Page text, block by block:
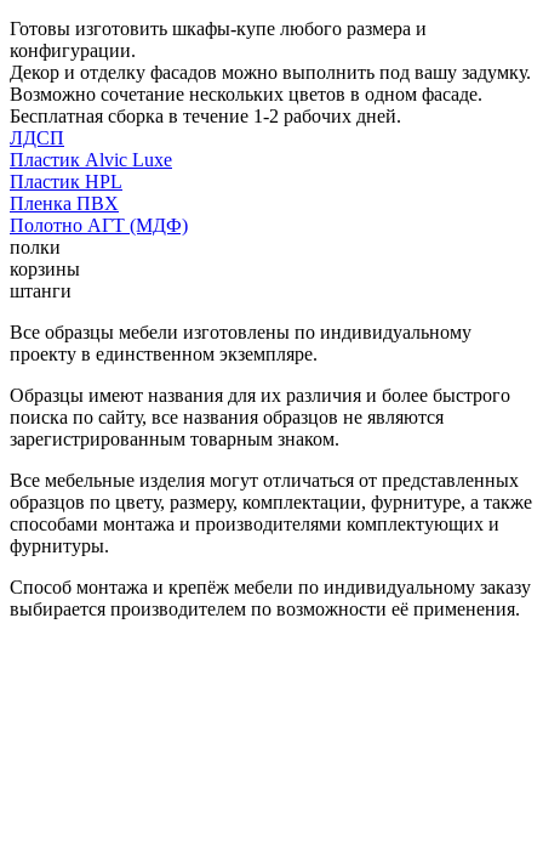
Готовы изготовить шкафы-купе любого размера и
конфигурации.
Декор и отделку фасадов можно выполнить под вашу задумку.
Возможно сочетание нескольких цветов в одном фасаде.
Бесплатная сборка в течение 1-2 рабочих дней.
ЛДСП
Пластик Alvic Luxe
Пластик HPL
Пленка ПВХ
Полотно АГТ (МДФ)
полки
корзины
штанги
Все образцы мебели изготовлены по индивидуальному
проекту в единственном экземпляре.
Образцы имеют названия для их различия и более быстрого
поиска по сайту, все названия образцов не являются
зарегистрированным товарным знаком.
Все мебельные изделия могут отличаться от представленных
образцов по цвету, размеру, комплектации, фурнитуре, а также
способами монтажа и производителями комплектующих и
фурнитуры.
Способ монтажа и крепёж мебели по индивидуальному заказу
выбирается производителем по возможности её применения.